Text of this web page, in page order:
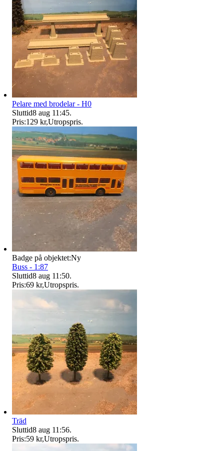
Pelare med brodelar - H0
Sluttid8 aug 11:45.
Pris:129 kr,Utropspris.
Badge på objektet:Ny
Buss - 1:87
Sluttid8 aug 11:50.
Pris:69 kr,Utropspris.
Träd
Sluttid8 aug 11:56.
Pris:59 kr,Utropspris.